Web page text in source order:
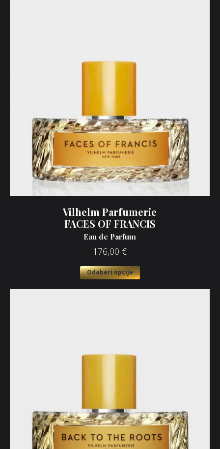
Vilhelm Parfumerie
FACES OF FRANCIS
Eau de Parfum
176,00 €
Odaberi opcije